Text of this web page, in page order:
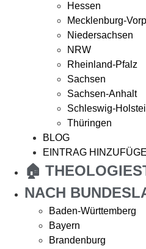
Hessen
Mecklenburg-
Niedersachsen
NRW
Rheinland-Pfalz
Sachsen
Sachsen-Anhalt
Schleswig-
Thüringen
BLOG
EINTRAG
🏠
NACH
Baden-Württemberg
Bayern
Brandenburg